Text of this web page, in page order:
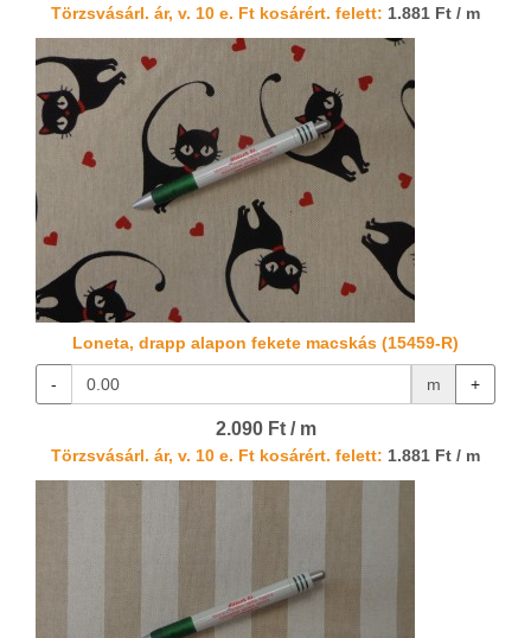
Törzsvásárl. ár, v. 10 e. Ft kosárért. felett: 1.881 Ft / m
Loneta, drapp alapon fekete macskás (15459-R)
- m +
2.090 Ft / m
Törzsvásárl. ár, v. 10 e. Ft kosárért. felett: 1.881 Ft / m